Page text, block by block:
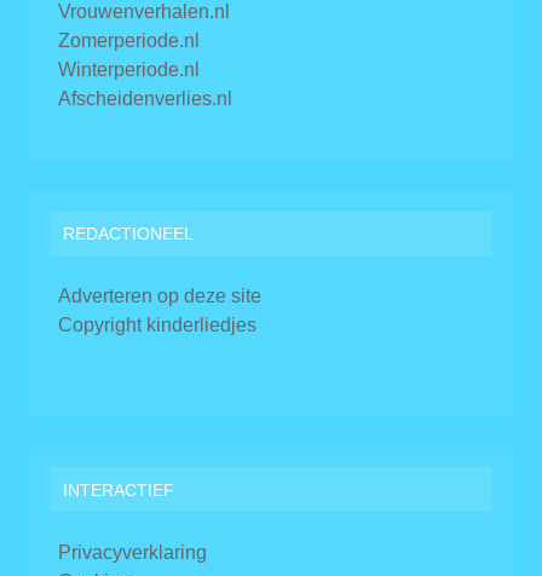
Vrouwenverhalen.nl
Zomerperiode.nl
Winterperiode.nl
Afscheidenverlies.nl
REDACTIONEEL
Adverteren op deze site
Copyright kinderliedjes
INTERACTIEF
Privacyverklaring